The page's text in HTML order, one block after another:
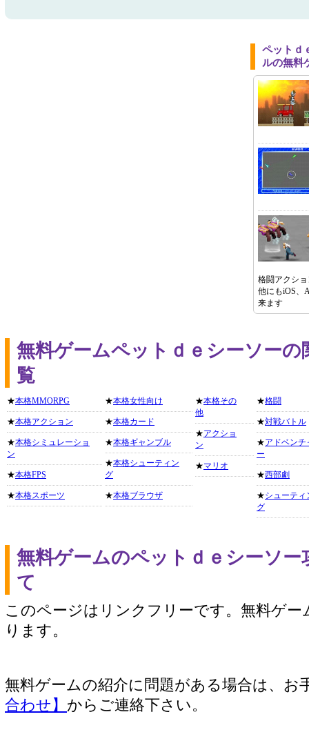
ペットｄ
ルの無料
格闘アクシ
他にもiOS、
来ます
無料ゲームペットｄｅシーソー
覧
★本格MMORPG
★本格アクション
★本格シミュレーショ
ン
★本格FPS
★本格スポーツ
★本格女性向け
★本格カード
★本格ギャンブル
★本格シューティン
グ
★本格ブラウザ
★本格その
他
★アクショ
ン
★マリオ
★格闘
★対戦バトル
★アドベンチ
ー
★西部劇
★シューティ
グ
無料ゲームのペットｄｅシーソ
て
このページはリンクフリーです。無料ゲー
ります。
無料ゲームの紹介に問題がある場合は、お
合わせ】 からご連絡下さい。